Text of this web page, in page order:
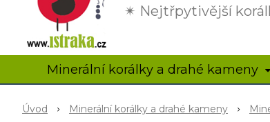
✴ Nejtřpytivější
Minerální korálky a drahé kameny
Úvod Minerální korálky a drahé kameny